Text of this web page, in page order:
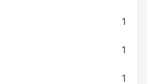
1
1
1